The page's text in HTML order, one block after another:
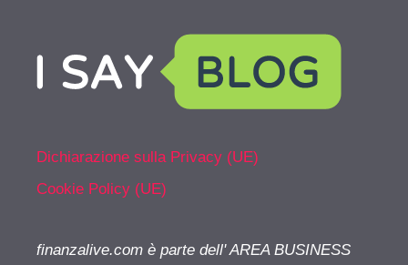
Dichiarazione sulla Privacy (UE)
Cookie Policy (UE)
finanzalive.com è parte dell' AREA BUSINESS